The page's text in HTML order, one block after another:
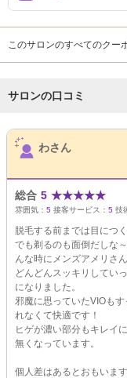
このサロンのすべてのクー
サロンの口コミ
サロン
わさん
総合 5 ★★★★★
雰囲気： 5 接客サービス： 5 技
脱毛する前までは目につ
でも剃るのも面倒だしな
んな時にメンズアメリさ
どんどんスッキリしてい
になりました。
邪魔に思っていたVIOも
れなくて快適です！
ヒゲが濃い部分もキレイ
無くなっています。
個人差はあるとおもいま